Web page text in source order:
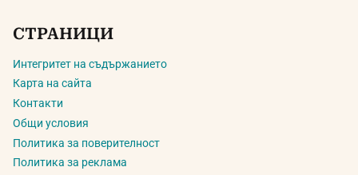
СТРАНИЦИ
Интегритет на съдържанието
Карта на сайта
Контакти
Общи условия
Политика за поверителност
Политика за реклама